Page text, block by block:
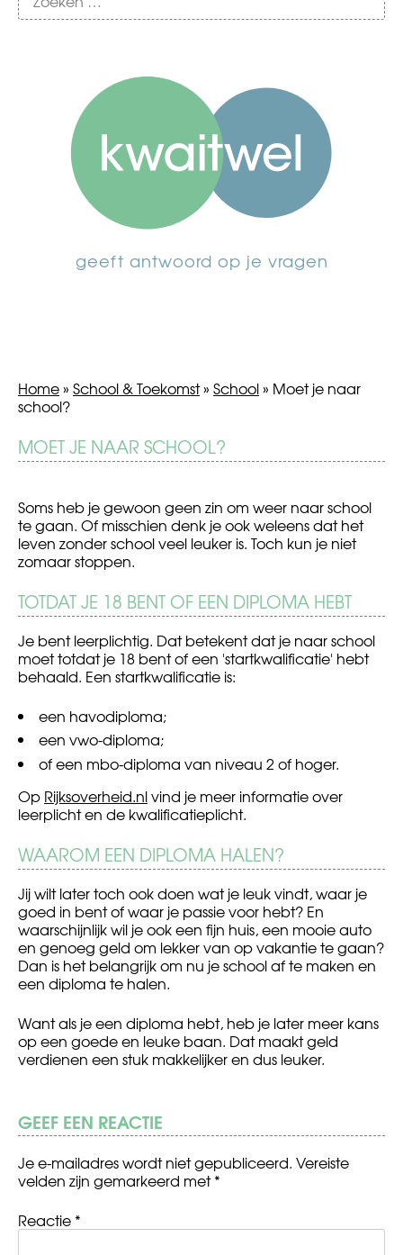
geeft antwoord op je vragen
Home» School & Toekomst» School» Moet je naar
school?
MOET JE NAAR SCHOOL?
Soms heb je gewoon geen zin om weer naar school
te gaan. Of misschien denk je ook weleens dat het
leven zonder school veel leuker is. Toch kun je niet
zomaar stoppen.
TOTDAT JE 18 BENT OF EEN DIPLOMA HEBT
Je bent leerplichtig. Dat betekent dat je naar school
moet totdat je 18 bent of een 'startkwalificatie' hebt
behaald. Een startkwalificatie is:
een havodiploma;
een vwo-diploma;
of een mbo-diploma van niveau 2 of hoger.
Op Rijksoverheid.nlvind je meer informatie over
leerplicht en de kwalificatieplicht.
WAAROM EEN DIPLOMA HALEN?
Jij wilt later toch ook doen wat je leuk vindt, waar je
goed in bent of waar je passie voor hebt? En
waarschijnlijk wil je ook een fijn huis, een mooie auto
en genoeg geld om lekker van op vakantie te gaan?
Dan is het belangrijk om nu je school af te maken en
een diploma te halen.
Want als je een diploma hebt, heb je later meer kans
op een goede en leuke baan. Dat maakt geld
verdienen een stuk makkelijker en dus leuker.
BERICHT
NAVIGATIE
Lastiggevallen
worden
internet
Internetseks
GEEF EEN REACTIE
Je e-mailadres wordt niet gepubliceerd. Vereiste
velden zijn gemarkeerd met*
Reactie *